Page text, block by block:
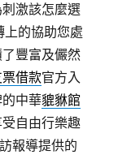
激該怎麼選
上的協助您處
豐富及儼然
借款官方入
中華貔貅館
自由行樂趣
報導提供的